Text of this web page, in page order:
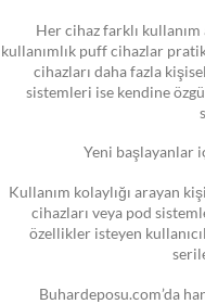
Her cihaz farklı
kullanımlık puff cihazlar
cihazları daha fazla
sistemleri ise kendine
Yeni başlayanlar
Kullanım kolaylığı arayan
cihazları veya pod
özellikler isteyen
Buhardeposu.com’da